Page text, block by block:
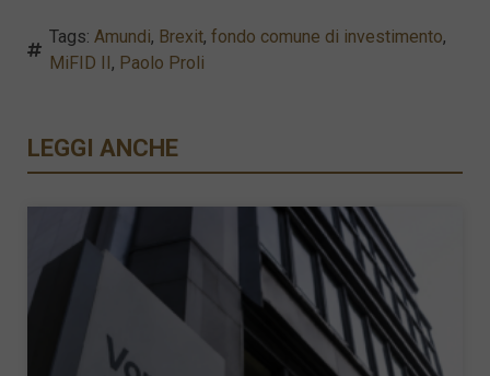
Tags: Amundi, Brexit, fondo comune di investimento,
MiFID II, Paolo Proli
LEGGI ANCHE